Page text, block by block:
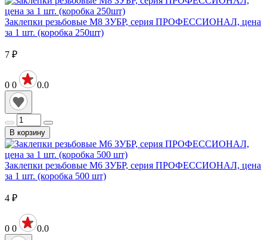
Заклепки резьбовые М8 ЗУБР, серия ПРОФЕССИОНАЛ, цена
за 1 шт. (коробка 250шт)
7 ₽
0 0 0.0
В корзину
Заклепки резьбовые М6 ЗУБР, серия ПРОФЕССИОНАЛ, цена
за 1 шт. (коробка 500 шт)
4 ₽
0 0 0.0